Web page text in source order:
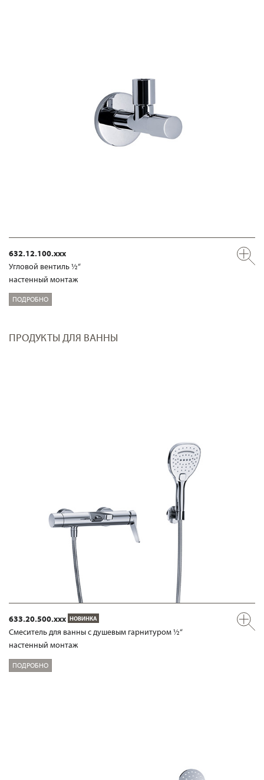
632.12.100.xxx
Угловой вентиль ½“
настенный монтаж
ПОДРОБНО
ПРОДУКТЫ ДЛЯ ВАННЫ
633.20.500.xxx НОВИНКА
Смеситель для ванны с душевым гарнитуром ½“
настенный монтаж
ПОДРОБНО